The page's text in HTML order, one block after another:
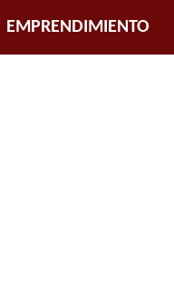
EMPRENDIMIENTO